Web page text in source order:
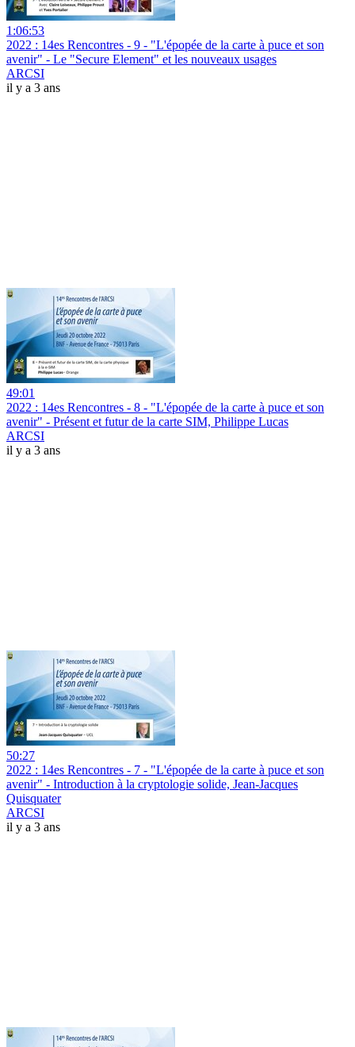
1:06:53
2022 : 14es Rencontres - 9 - "L'épopée de la carte à puce et son
avenir" - Le "Secure Element" et les nouveaux usages
ARCSI
il y a 3 ans
49:01
2022 : 14es Rencontres - 8 - "L'épopée de la carte à puce et son
avenir" - Présent et futur de la carte SIM, Philippe Lucas
ARCSI
il y a 3 ans
50:27
2022 : 14es Rencontres - 7 - "L'épopée de la carte à puce et son
avenir" - Introduction à la cryptologie solide, Jean-Jacques
Quisquater
ARCSI
il y a 3 ans